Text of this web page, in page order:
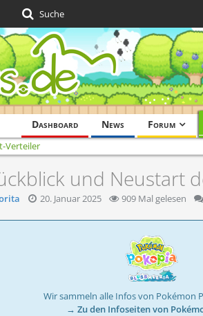
Dashboard News Forum
Suche
Verteiler
und Neustart
20. Januar 2025 909 Mal gelesen
Wir sammeln alle Infos von Pokémon
→ Zu den Infoseiten von